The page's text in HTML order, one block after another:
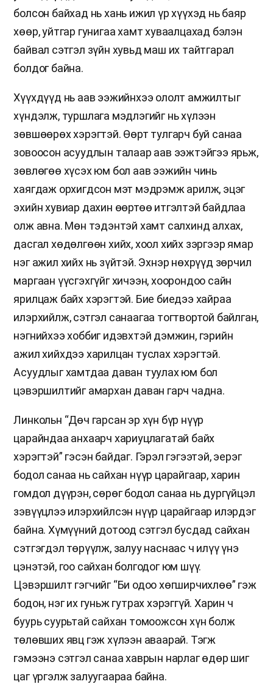
болсон байхад нь хань ижил үр хүүхэд нь баяр
хөөр, уйтгар гунигаа хамт хуваалцахад бэлэн
байвал сэтгэл зүйн хувьд маш их тайтгарал
болдог байна.
Хүүхдүүд нь аав ээжийнхээ ололт амжилтыг
хүндэлж, туршлага мэдлэгийг нь хүлээн
зөвшөөрөх хэрэгтэй. Өөрт тулгарч буй санаа
зовоосон асуудлын талаар аав ээжтэйгээ ярьж,
зөвлөгөө хүсэх юм бол аав ээжийн чинь
хаягдаж орхигдсон мэт мэдрэмж арилж, эцэг
эхийн хувиар дахин өөртөө итгэлтэй байдлаа
олж авна. Мөн тэдэнтэй хамт салхинд алхах,
дасгал хөдөлгөөн хийх, хоол хийх зэргээр ямар
нэг ажил хийх нь зүйтэй. Эхнэр нөхрүүд зөрчил
маргаан үүсгэхгүйг хичээн, хоорондоо сайн
ярилцаж байх хэрэгтэй. Бие биедээ хайраа
илэрхийлж, сэтгэл санаагаа тогтвортой байлган,
нэгнийхээ хоббиг идэвхтэй дэмжин, гэрийн
ажил хийхдээ харилцан туслах хэрэгтэй.
Асуудлыг хамтдаа даван туулах юм бол
цэвэршилтийг амархан даван гарч чадна.
Линкольн “Дөч гарсан эр хүн бүр нүүр
царайндаа анхаарч хариуцлагатай байх
хэрэгтэй” гэсэн байдаг. Гэрэл гэгээтэй, эерэг
бодол санаа нь сайхан нүүр царайгаар, харин
гомдол дүүрэн, сөрөг бодол санаа нь дургүйцэл
зэвүүцлээ илэрхийлсэн нүүр царайгаар илэрдэг
байна. Хүмүүний дотоод сэтгэл бусдад сайхан
сэтгэгдэл төрүүлж, залуу наснаас ч илүү үнэ
цэнэтэй, гоо сайхан болгодог юм шүү.
Цэвэршилт гэгчийг “Би одоо хөгширчихлөө” гэж
бодон, нэг их гуньж гутрах хэрэггүй. Харин ч
буурь суурьтай сайхан томоожсон хүн болж
төлөвших явц гэж хүлээн аваарай. Тэгж
гэмээнэ сэтгэл санаа хаврын нарлаг өдөр шиг
цаг үргэлж залуугаараа байна.